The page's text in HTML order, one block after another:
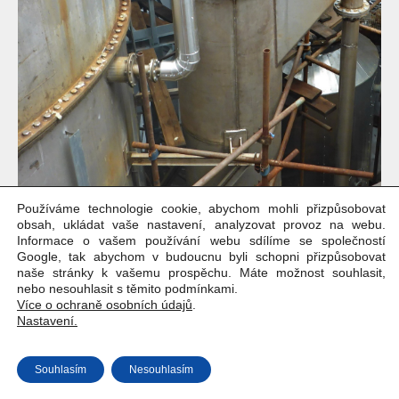
Copyright © Weiron Dynamics, s.r.o. | Tvorba webových stráneka
SEO
Používáme technologie cookie, abychom mohli přizpůsobovat
obsah, ukládat vaše nastavení, analyzovat provoz na webu.
Informace o vašem používání webu sdílíme se společností
Google, tak abychom v budoucnu byli schopni přizpůsobovat
naše stránky k vašemu prospěchu. Máte možnost souhlasit,
nebo nesouhlasit s těmito podmínkami.
Více o ochraně osobních údajů
Nastavení.
Souhlasím Nesouhlasím